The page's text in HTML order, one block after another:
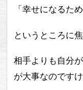
「幸せになるた
というところに
相手よりも自分が
が大事なのですけ